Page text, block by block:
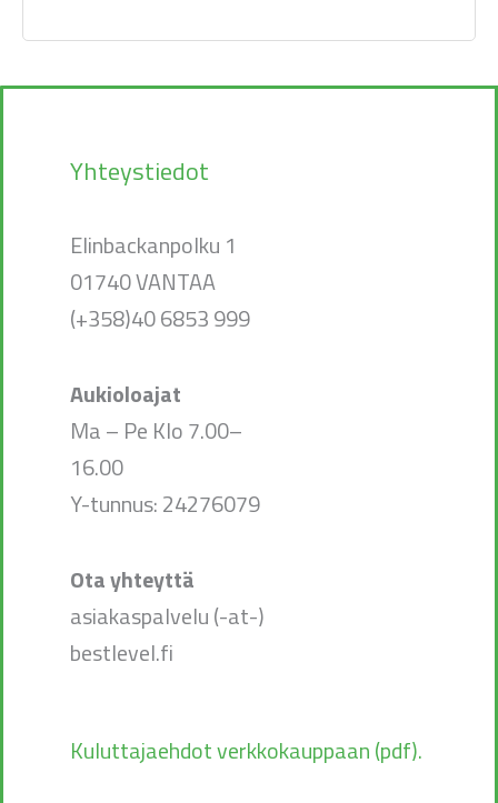
Yhteystiedot
Elinbackanpolku 1
01740 VANTAA
(+358)40 6853 999
Aukioloajat
Ma – Pe Klo 7.00–
16.00
Y-tunnus: 24276079
Ota yhteyttä
asiakaspalvelu (-at-)
bestlevel.fi
Kuluttajaehdot verkkokauppaan (pdf).